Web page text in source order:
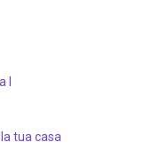
tua casa